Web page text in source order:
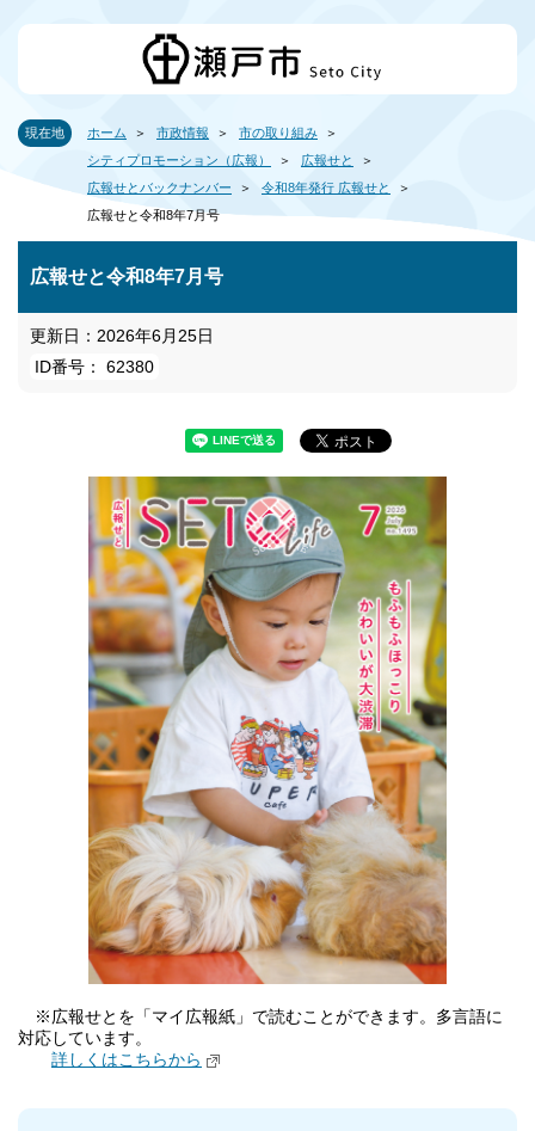
現在地 ホーム 市政情報
市の取り組み
シティプロモーション（広報）
広報せと
広報せとバックナンバー
令和8年発行 広報せと
広報せと令和8年7月号
広報せと令和8年7月号
更新日：2026年6月25日
ID番号： 62380
※広報せとを「マイ広報紙」で読むことができます。多言語に
対応しています。
詳しくはこちらから